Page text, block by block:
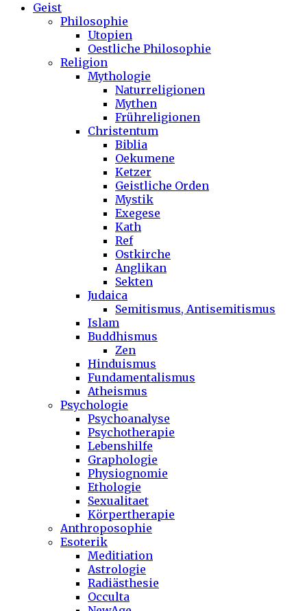
Geist
Philosophie
Utopien
Oestliche Philosophie
Religion
Mythologie
Naturreligionen
Mythen
Frühreligionen
Christentum
Biblia
Oekumene
Ketzer
Geistliche Orden
Mystik
Exegese
Kath
Ref
Ostkirche
Anglikan
Sekten
Judaica
Semitismus, Antisemitismus
Islam
Buddhismus
Zen
Hinduismus
Fundamentalismus
Atheismus
Psychologie
Psychoanalyse
Psychotherapie
Lebenshilfe
Graphologie
Physiognomie
Ethologie
Sexualitaet
Körpertherapie
Anthroposophie
Esoterik
Meditiation
Astrologie
Radiästhesie
Occulta